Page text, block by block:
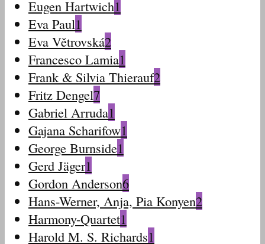
Eugen Hartwich1
Eva Paul1
Eva Větrovská2
Francesco Lamia1
Frank & Silvia Thierauf2
Fritz Dengel7
Gabriel Arruda1
Gajana Scharifow1
George Burnside1
Gerd Jäger1
Gordon Anderson6
Hans-Werner, Anja, Pia Konyen2
Harmony-Quartet1
Harold M. S. Richards1